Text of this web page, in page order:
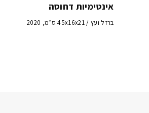
אינטימיות דחוסה
ברזל ועץ / 45x16x21 ס״מ, 2020